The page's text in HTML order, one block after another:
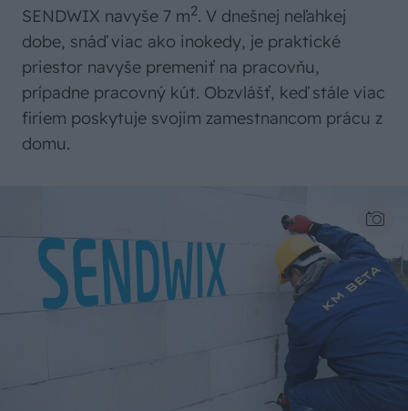
SENDWIX navyše 7 m2. V dnešnej neľahkej
dobe, snáď viac ako inokedy, je praktické
priestor navyše premeniť na pracovňu,
prípadne pracovný kút. Obzvlášť, keď stále viac
firiem poskytuje svojim zamestnancom prácu z
domu.